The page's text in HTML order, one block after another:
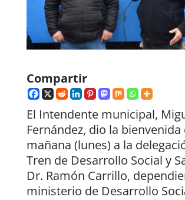
Compartir
El Intendente municipal,
Fernández, dio la bienvenida
mañana (lunes) a la
Tren de Desarrollo Social y
Dr. Ramón Carrillo,
ministerio de Desarrollo